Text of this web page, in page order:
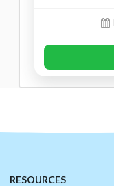
RESOURCES